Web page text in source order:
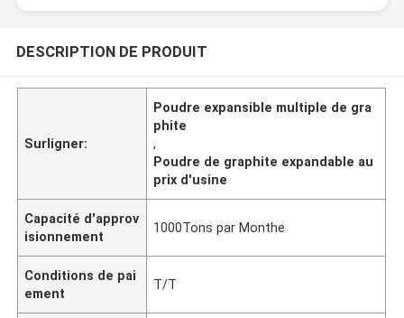
DESCRIPTION DE PRODUIT
Surligner:
Poudre expansible multiple de gra
phite
,
Poudre de graphite expandable au
prix d'usine
Capacité d'approv
isionnement
1000Tons par Monthe
Conditions de pai
ement
T/T